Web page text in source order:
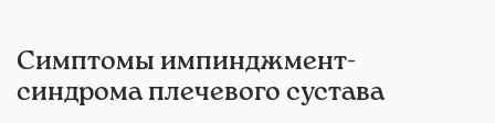
Симптомы импинджмент-
синдрома плечевого сустава